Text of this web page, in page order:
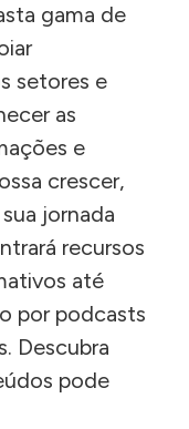
gama de
setores e
as
e
crescer,
jornada
recursos
até
por podcasts
Descubra
pode